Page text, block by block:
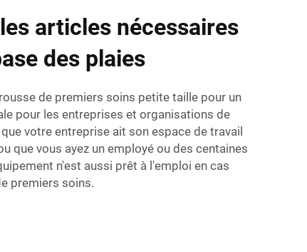
articles nécessaires
des plaies
de premiers soins petite taille pour un
pour les entreprises et organisations de
votre entreprise ait son espace de travail
que vous ayez un employé ou des centaines
n'est aussi prêt à l'emploi en cas
premiers soins.